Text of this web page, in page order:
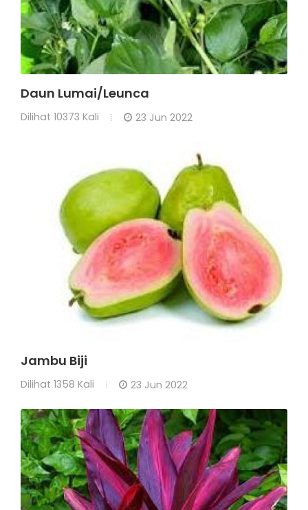
Daun Lumai/Leunca
Dilihat 10373 Kali 23 Jun 2022
Jambu Biji
Dilihat 1358 Kali 23 Jun 2022